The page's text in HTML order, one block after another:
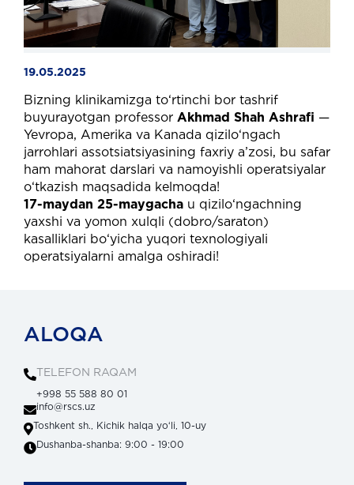
19.05.2025
Bizning klinikamizga to‘rtinchi bor tashrif
buyurayotgan professor Akhmad Shah Ashrafi —
Yevropa, Amerika va Kanada qizilo‘ngach
jarrohlari assotsiatsiyasining faxriy a’zosi, bu safar
ham mahorat darslari va namoyishli operatsiyalar
o‘tkazish maqsadida kelmoqda!
17-maydan 25-maygacha u qizilo‘ngachning
yaxshi va yomon xulqli (dobro/saraton)
kasalliklari bo‘yicha yuqori texnologiyali
operatsiyalarni amalga oshiradi!
ALOQA
TELEFON RAQAM
+998 55 588 80 01
info@rscs.uz
Toshkent sh., Kichik halqa yoʻli, 10-uy
Dushanba-shanba: 9:00 - 19:00